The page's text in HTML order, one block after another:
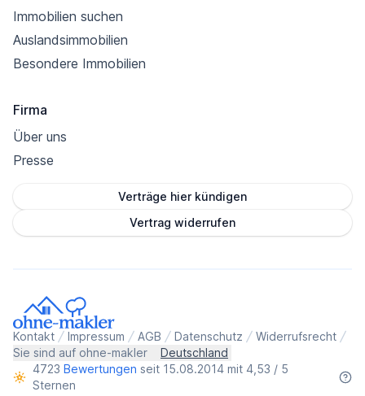
Immobilien suchen
Auslandsimmobilien
Besondere Immobilien
Firma
Über uns
Presse
Verträge hier kündigen
Vertrag widerrufen
Kontakt Impressum AGB Datenschutz
Widerrufsrecht
Sie sind auf ohne-makler
Deutschland
4723 Bewertungen seit 15.08.2014 mit 4,53 / 5
Sternen